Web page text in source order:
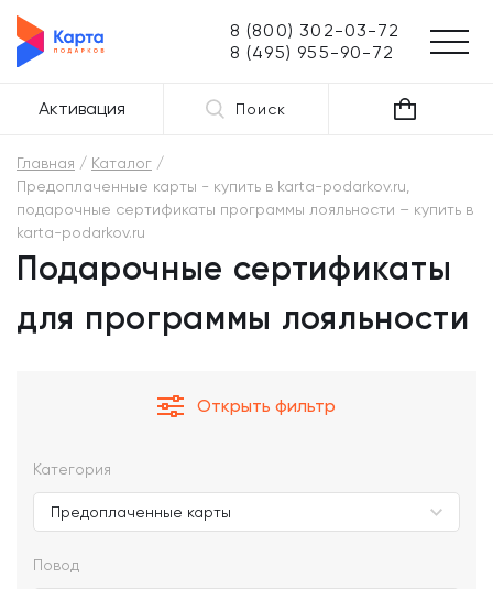
8 (800) 302-03-72
8 (495) 955-90-72
Активация Поиск
Главная
Каталог
Предоплаченные карты - купить в karta-podarkov.ru,
подарочные сертификаты программы лояльности – купить в
karta-podarkov.ru
Подарочные сертификаты
для программы лояльности
Открыть фильтр
Категория
Повод